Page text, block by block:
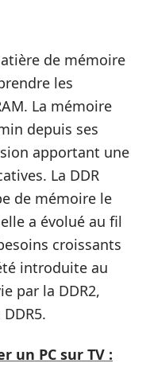
de mémoire
les
La mémoire
depuis ses
apportant une
La DDR
de mémoire le
a évolué au fil
croissants
introduite au
par la DDR2,
un PC sur TV :